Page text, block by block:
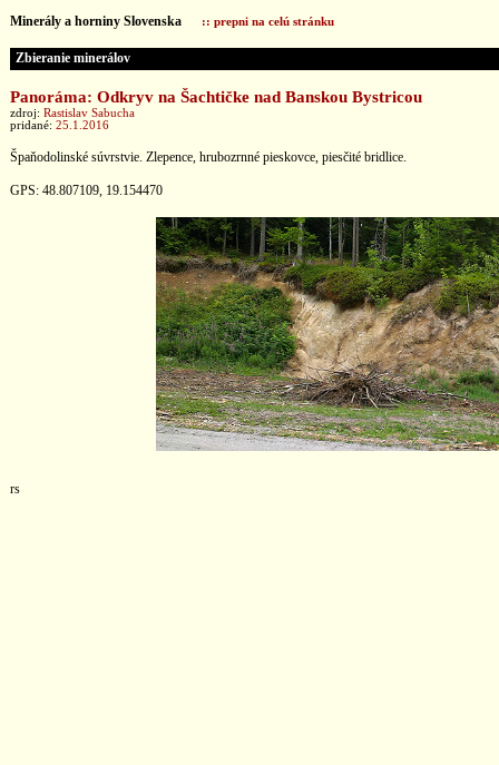
Minerály a horniny Slovenska :: prepni na celú stránku
Zbieranie minerálov
Panoráma: Odkryv na Šachtičke nad Banskou Bystricou
zdroj: Rastislav Sabucha
pridané: 25.1.2016
Špaňodolinské súvrstvie. Zlepence, hrubozrnné pieskovce, piesčité bridlice.
GPS: 48.807109, 19.154470
rs